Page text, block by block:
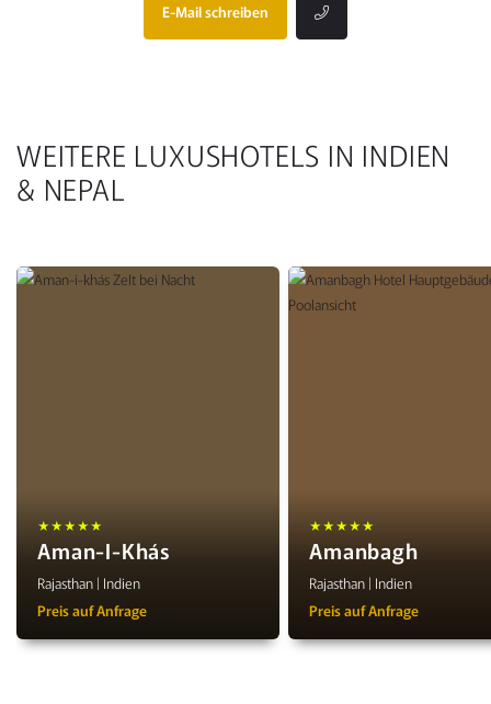
E-Mail schreiben
WEITERE LUXUSHOTELS IN INDIEN
& NEPAL
★★★★★
Aman-I-Khás
Rajasthan | Indien
Preis auf Anfrage
★★★★★
Amanbagh
Rajasthan | Indien
Preis auf Anfrage